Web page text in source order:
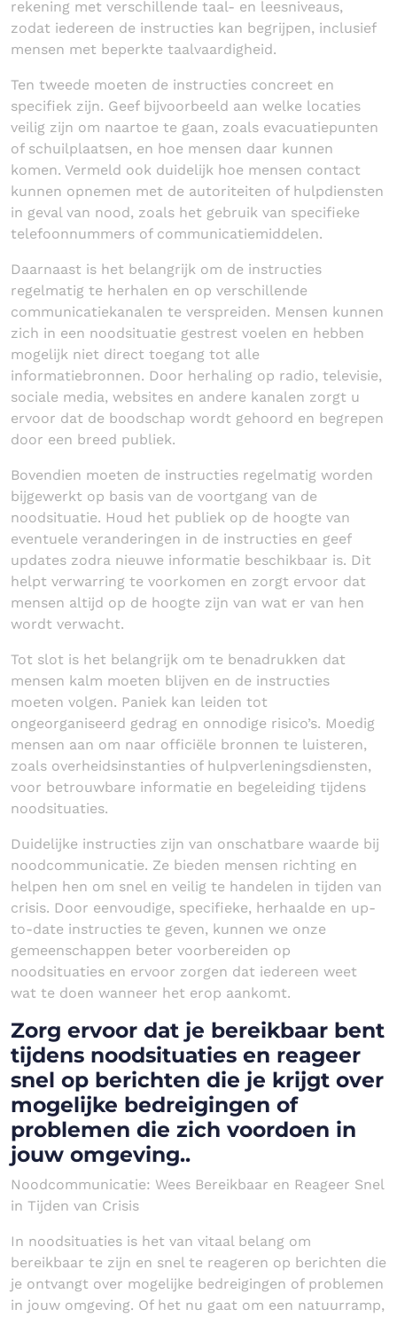
rekening met verschillende taal- en leesniveaus,
zodat iedereen de instructies kan begrijpen, inclusief
mensen met beperkte taalvaardigheid.
Ten tweede moeten de instructies concreet en
specifiek zijn. Geef bijvoorbeeld aan welke locaties
veilig zijn om naartoe te gaan, zoals evacuatiepunten
of schuilplaatsen, en hoe mensen daar kunnen
komen. Vermeld ook duidelijk hoe mensen contact
kunnen opnemen met de autoriteiten of hulpdiensten
in geval van nood, zoals het gebruik van specifieke
telefoonnummers of communicatiemiddelen.
Daarnaast is het belangrijk om de instructies
regelmatig te herhalen en op verschillende
communicatiekanalen te verspreiden. Mensen kunnen
zich in een noodsituatie gestrest voelen en hebben
mogelijk niet direct toegang tot alle
informatiebronnen. Door herhaling op radio, televisie,
sociale media, websites en andere kanalen zorgt u
ervoor dat de boodschap wordt gehoord en begrepen
door een breed publiek.
Bovendien moeten de instructies regelmatig worden
bijgewerkt op basis van de voortgang van de
noodsituatie. Houd het publiek op de hoogte van
eventuele veranderingen in de instructies en geef
updates zodra nieuwe informatie beschikbaar is. Dit
helpt verwarring te voorkomen en zorgt ervoor dat
mensen altijd op de hoogte zijn van wat er van hen
wordt verwacht.
Tot slot is het belangrijk om te benadrukken dat
mensen kalm moeten blijven en de instructies
moeten volgen. Paniek kan leiden tot
ongeorganiseerd gedrag en onnodige risico’s. Moedig
mensen aan om naar officiële bronnen te luisteren,
zoals overheidsinstanties of hulpverleningsdiensten,
voor betrouwbare informatie en begeleiding tijdens
noodsituaties.
Duidelijke instructies zijn van onschatbare waarde bij
noodcommunicatie. Ze bieden mensen richting en
helpen hen om snel en veilig te handelen in tijden van
crisis. Door eenvoudige, specifieke, herhaalde en up-
to-date instructies te geven, kunnen we onze
gemeenschappen beter voorbereiden op
noodsituaties en ervoor zorgen dat iedereen weet
wat te doen wanneer het erop aankomt.
Zorg ervoor dat je bereikbaar bent
tijdens noodsituaties en reageer
snel op berichten die je krijgt over
mogelijke bedreigingen of
problemen die zich voordoen in
jouw omgeving..
Noodcommunicatie: Wees Bereikbaar en Reageer Snel
in Tijden van Crisis
In noodsituaties is het van vitaal belang om
bereikbaar te zijn en snel te reageren op berichten die
je ontvangt over mogelijke bedreigingen of problemen
in jouw omgeving. Of het nu gaat om een natuurramp,